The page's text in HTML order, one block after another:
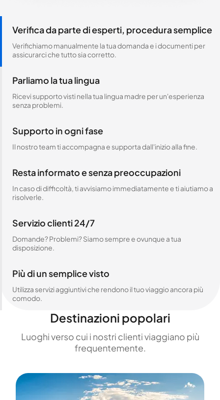
Verifica da parte di esperti, procedura semplice
Verifichiamo manualmente la tua domanda e i documenti per
assicurarci che tutto sia corretto.
Parliamo la tua lingua
Ricevi supporto visti nella tua lingua madre per un'esperienza
senza problemi.
Supporto in ogni fase
Il nostro team ti accompagna e supporta dall'inizio alla fine.
Resta informato e senza preoccupazioni
In caso di difficoltà, ti avvisiamo immediatamente e ti aiutiamo a
risolverle.
Servizio clienti 24/7
Domande? Problemi? Siamo sempre e ovunque a tua
disposizione.
Più di un semplice visto
Utilizza servizi aggiuntivi che rendono il tuo viaggio ancora più
comodo.
Destinazioni popolari
Luoghi verso cui i nostri clienti viaggiano più
frequentemente.